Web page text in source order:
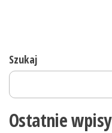
Szukaj
Ostatnie wpisy